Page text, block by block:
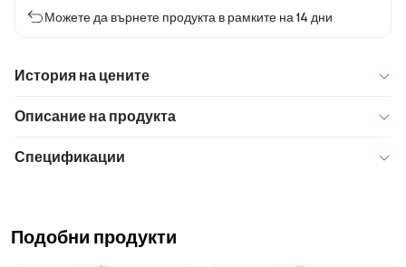
Можете да върнете продукта в рамките на 14 дни
История на цените
Описание на продукта
Спецификации
Подобни продукти